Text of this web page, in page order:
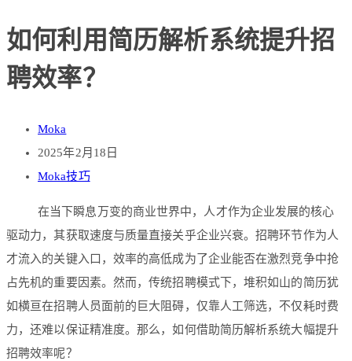
如何利用简历解析系统提升招
聘效率？
Moka
2025年2月18日
Moka技巧
在当下瞬息万变的商业世界中，人才作为企业发展的核心
驱动力，其获取速度与质量直接关乎企业兴衰。招聘环节作为人
才流入的关键入口，效率的高低成为了企业能否在激烈竞争中抢
占先机的重要因素。然而，传统招聘模式下，堆积如山的简历犹
如横亘在招聘人员面前的巨大阻碍，仅靠人工筛选，不仅耗时费
力，还难以保证精准度。那么，如何借助简历解析系统大幅提升
招聘效率呢？